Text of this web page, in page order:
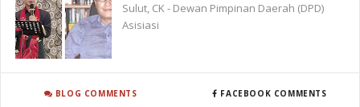
Sulut, CK - Dewan Pimpinan Daerah (DPD)
Asisiasi
BLOG COMMENTS FACEBOOK COMMENTS